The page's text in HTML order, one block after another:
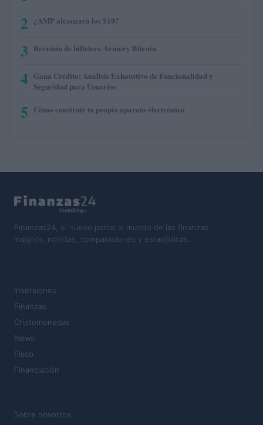
2 ¿AMP alcanzará los $10?
3 Revisión de billetera Armory Bitcoin
4 Gana Crédito: Análisis Exhaustivo de Funcionalidad y
Seguridad para Usuarios
5 Cómo construir tu propio aparato electrónico
Finanzas24, el nuevo portal al mundo de las finanzas.
Insights, noticias, comparaciones y estadísticas.
Inversiones
Finanzas
Criptomonedas
News
Fisco
Financiación
Sobre nosotros